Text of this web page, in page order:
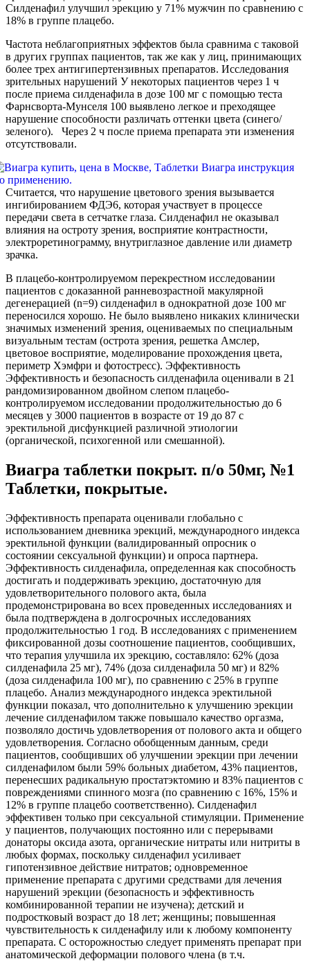
Силденафил улучшил эрекцию у 71% мужчин по сравнению с
18% в группе плацебо.
Частота неблагоприятных эффектов была сравнима с таковой
в других группах пациентов, так же как у лиц, принимающих
более трех антигипертензивных препаратов. Исследования
зрительных нарушений У некоторых пациентов через 1 ч
после приема силденафила в дозе 100 мг с помощью теста
Фарнсворта-Мунселя 100 выявлено легкое и преходящее
нарушение способности различать оттенки цвета (синего/
зеленого). Через 2 ч после приема препарата эти изменения
отсутствовали.
Считается, что нарушение цветового зрения вызывается
ингибированием ФДЭ6, которая участвует в процессе
передачи света в сетчатке глаза. Силденафил не оказывал
влияния на остроту зрения, восприятие контрастности,
электроретинограмму, внутриглазное давление или диаметр
зрачка.
В плацебо-контролируемом перекрестном исследовании
пациентов с доказанной ранневозрастной макулярной
дегенерацией (n=9) силденафил в однократной дозе 100 мг
переносился хорошо. Не было выявлено никаких клинически
значимых изменений зрения, оцениваемых по специальным
визуальным тестам (острота зрения, решетка Амслер,
цветовое восприятие, моделирование прохождения цвета,
периметр Хэмфри и фотостресс). Эффективность
Эффективность и безопасность силденафила оценивали в 21
рандомизированном двойном слепом плацебо-
контролируемом исследовании продолжительностью до 6
месяцев у 3000 пациентов в возрасте от 19 до 87 с
эректильной дисфункцией различной этиологии
(органической, психогенной или смешанной).
Виагра таблетки покрыт. п/о 50мг, №1
Таблетки, покрытые.
Эффективность препарата оценивали глобально с
использованием дневника эрекций, международного индекса
эректильной функции (валидированный опросник о
состоянии сексуальной функции) и опроса партнера.
Эффективность силденафила, определенная как способность
достигать и поддерживать эрекцию, достаточную для
удовлетворительного полового акта, была
продемонстрирована во всех проведенных исследованиях и
была подтверждена в долгосрочных исследованиях
продолжительностью 1 год. В исследованиях с применением
фиксированной дозы соотношение пациентов, сообщивших,
что терапия улучшила их эрекцию, составляло: 62% (доза
силденафила 25 мг), 74% (доза силденафила 50 мг) и 82%
(доза силденафила 100 мг), по сравнению с 25% в группе
плацебо. Анализ международного индекса эректильной
функции показал, что дополнительно к улучшению эрекции
лечение силденафилом также повышало качество оргазма,
позволяло достичь удовлетворения от полового акта и общего
удовлетворения. Согласно обобщенным данным, среди
пациентов, сообщивших об улучшении эрекции при лечении
силденафилом были 59% больных диабетом, 43% пациентов,
перенесших радикальную простатэктомию и 83% пациентов с
повреждениями спинного мозга (по сравнению с 16%, 15% и
12% в группе плацебо соответственно). Силденафил
эффективен только при сексуальной стимуляции. Применение
у пациентов, получающих постоянно или с перерывами
донаторы оксида азота, органические нитраты или нитриты в
любых формах, поскольку силденафил усиливает
гипотензивное действие нитратов; одновременное
применение препарата с другими средствами для лечения
нарушений эрекции (безопасность и эффективность
комбинированной терапии не изучена); детский и
подростковый возраст до 18 лет; женщины; повышенная
чувствительность к силденафилу или к любому компоненту
препарата. С осторожностью следует применять препарат при
анатомической деформации полового члена (в т.ч.